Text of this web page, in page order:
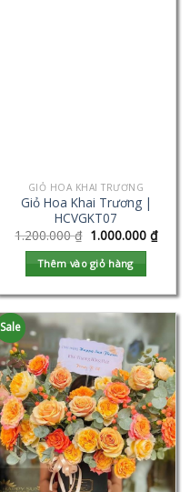
GIỎ HOA KHAI TRƯƠNG
Giỏ Hoa Khai Trương |
HCVGKT07
1.200.000₫ 1.000.000 ₫
Thêm vào giỏ hàng
Sale